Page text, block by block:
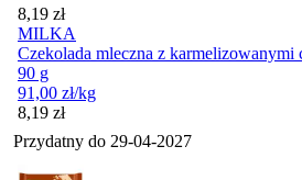
Cena
8,19 zł
MILKA
Czekolada mleczna z karmelizowanymi
90 g
91,00 zł/kg
Cena
8,19 zł
Przydatny do 29-04-2027